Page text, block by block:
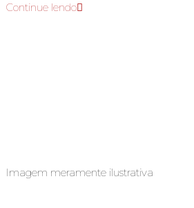
Continue lendo
Imagem meramente ilustrativa